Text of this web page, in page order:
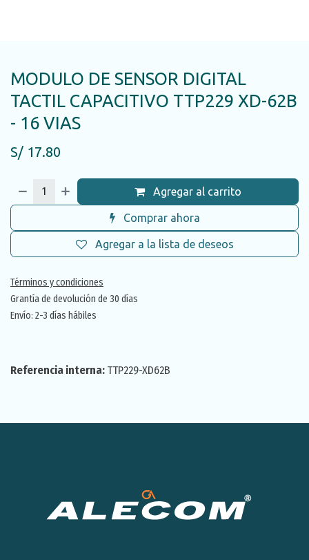
MODULO DE SENSOR DIGITAL
TACTIL CAPACITIVO TTP229 XD-62B
- 16 VIAS
S/ 17.80
Agregar al carrito
Comprar ahora
Agregar a la lista de deseos
Términos y condiciones
Grantía de devolución de 30 días
Envío: 2-3 días hábiles
Referencia interna: TTP229-XD62B